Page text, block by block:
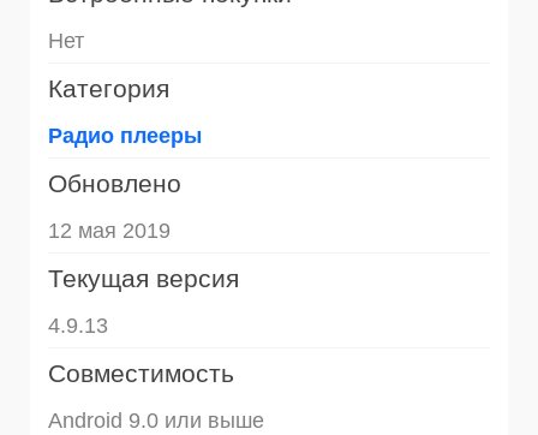
Нет
Категория
Радио плееры
Обновлено
12 мая 2019
Текущая версия
4.9.13
Совместимость
Android 9.0 или выше